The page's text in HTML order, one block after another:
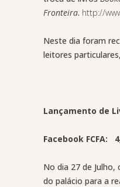
Fronteira. http://
Neste dia foram
leitores
Lançamento de
Facebook FCFA:
No dia 27 de
do palácio para a